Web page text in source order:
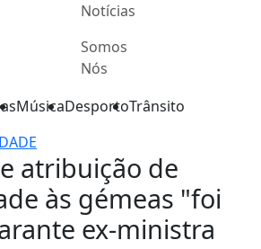
Notícias
Somos
Nós
MúsicaDesportoTrânsito
atribuição de
às gémeas "foi
ex-ministra